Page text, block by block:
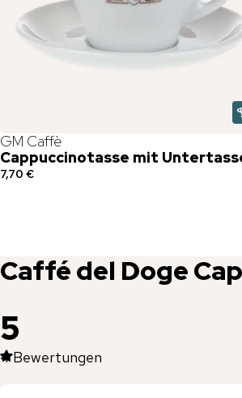
GM Caffè
Cappuccinotasse mit
7,70 €
Caffé del Doge
5
4 Bewertungen